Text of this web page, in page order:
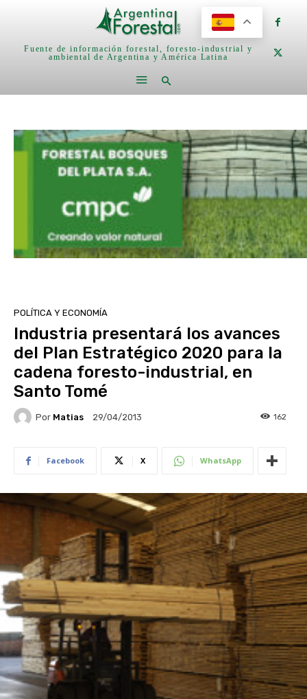
Fuente de información forestal, foresto-industrial y
ambiental de Argentina y América Latina
POLÍTICA Y ECONOMÍA
Industria presentará los avances
del Plan Estratégico 2020 para la
cadena foresto-industrial, en
Santo Tomé
Por Matias 29/04/2013 162
Facebook X WhatsApp